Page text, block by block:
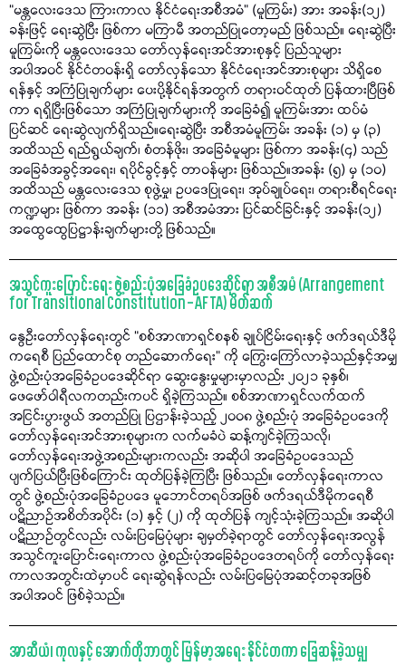
“မန္တလေးဒေသ ကြားကာလ နိုင်ငံရေးအစီအမံ” (မူကြမ်း) အား အခန်း(၁၂)
ခန်းဖြင့် ရေးဆွဲပြီး ဖြစ်ကာ မကြာမီ အတည်ပြုတော့မည် ဖြစ်သည်။ ရေးဆွဲပြီး
မူကြမ်းကို မန္တလေးဒေသ တော်လှန်ရေးအင်အားစုနှင့် ပြည်သူများ
အပါအဝင် နိုင်ငံတဝန်းရှိ တော်လှန်သော နိုင်ငံရေးအင်အားစုများ သိရှိစေ
ရန်နှင့် အကြံပြုချက်များ ပေးပို့နိုင်ရန်အတွက် တရားဝင်ထုတ် ပြန်ထားပြီဖြစ်
ကာ ရရှိပြီးဖြစ်သော အကြံပြုချက်များကို အခြေခံ၍ မူကြမ်းအား ထပ်မံ
ပြင်ဆင် ရေးဆွဲလျက်ရှိသည်။ရေးဆွဲပြီး အစီအမံမူကြမ်း အခန်း (၁) မှ (၃)
အထိသည် ရည်ရွယ်ချက်၊ စံတန်ဖိုး၊ အခြေခံမူများ ဖြစ်ကာ အခန်း(၄) သည်
အခြေခံအခွင့်အရေး၊ ရပိုင်ခွင့်နှင့် တာဝန်များ ဖြစ်သည်။အခန်း (၅) မှ (၁၀)
အထိသည် မန္တလေးဒေသ စုဖွဲ့မှု၊ ဥပဒေပြုရေး၊ အုပ်ချုပ်ရေး၊ တရားစီရင်ရေး
ကဏ္ဍများ ဖြစ်ကာ အခန်း (၁၁) အစီအမံအား ပြင်ဆင်ခြင်းနှင့် အခန်း(၁၂)
အထွေထွေပြဋ္ဌာန်းချက်များတို့ ဖြစ်သည်။
အသွင်ကူးပြောင်းရေး ဖွဲ့စည်းပုံအခြေခံဥပဒေဆိုင်ရာ အစီအမံ (Arrangement
for Transitional Constitution – AFTA) မိတ်ဆက်
နွေဦးတော်လှန်ရေးတွင် “စစ်အာဏာရှင်စနစ် ချုပ်ငြိမ်းရေးနှင့် ဖက်ဒရယ်ဒီမို
ကရေစီ ပြည်ထောင်စု တည်ဆောက်ရေး” ကို ကြွေးကြော်လာခဲ့သည်နှင့်အမျှ
ဖွဲ့စည်းပုံအခြေခံဥပဒေဆိုင်ရာ ဆွေးနွေးမှုများမှာလည်း ၂၀၂၁ ခုနှစ်၊
ဖေဖော်ဝါရီလကတည်းကပင် ရှိခဲ့ကြသည်။ စစ်အာဏာရှင်လက်ထက်
အငြင်းပွားဖွယ် အတည်ပြု ပြဌာန်းခဲ့သည့် ၂၀၀၈ ဖွဲ့စည်းပုံ အခြေခံဥပဒေကို
တော်လှန်ရေးအင်အားစုများက လက်မခံပဲ ဆန့်ကျင်ခဲ့ကြသလို၊
တော်လှန်ရေးအဖွဲ့အစည်းများကလည်း အဆိုပါ အခြေခံဥပဒေသည်
ပျက်ပြယ်ပြီးဖြစ်ကြောင်း ထုတ်ပြန်ခဲ့ကြပြီး ဖြစ်သည်။ တော်လှန်ရေးကာလ
တွင် ဖွဲ့စည်းပုံအခြေခံဥပဒေ မူဘောင်တရပ်အဖြစ် ဖက်ဒရယ်ဒီမိုကရေစီ
ပဋိညာဉ်အစိတ်အပိုင်း (၁) နှင့် (၂) ကို ထုတ်ပြန် ကျင့်သုံးခဲ့ကြသည်။ အဆိုပါ
ပဋိညာဉ်တွင်လည်း လမ်းပြမြေပုံများ ချမှတ်ခဲ့ရာတွင် တော်လှန်ရေးအလွန်
အသွင်ကူးပြောင်းရေးကာလ ဖွဲ့စည်းပုံအခြေခံဥပဒေတရပ်ကို တော်လှန်ရေး
ကာလအတွင်းထဲမှာပင် ရေးဆွဲရန်လည်း လမ်းပြမြေပုံအဆင့်တခုအဖြစ်
အပါအဝင် ဖြစ်ခဲ့သည်။
အာဆီယံ၊ ကုလနှင့် အောက်တိုဘာတွင် မြန်မာ့အရေး နိုင်ငံတကာ ခြေဆန့်ခဲ့သမျှ